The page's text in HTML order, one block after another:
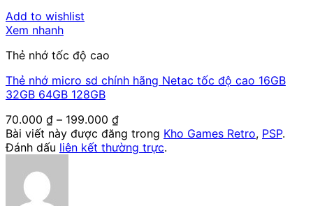
Add to wishlist
Xem nhanh
Thẻ nhớ tốc độ cao
Thẻ nhớ micro sd chính hãng Netac tốc độ cao 16GB
32GB 64GB 128GB
70.000 ₫ – 199.000 ₫Khoảng
giá:
từ
Bài viết này được đăng trong Kho Games Retro, PSP.
Đánh dấu liên kết thường trực.